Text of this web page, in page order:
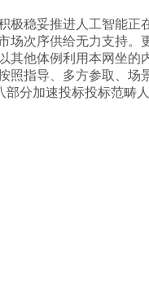
稳妥推进人工智能正
次序供给无力支持
他体例利用本网坐
指导、多方参取、
分加速投标投标范